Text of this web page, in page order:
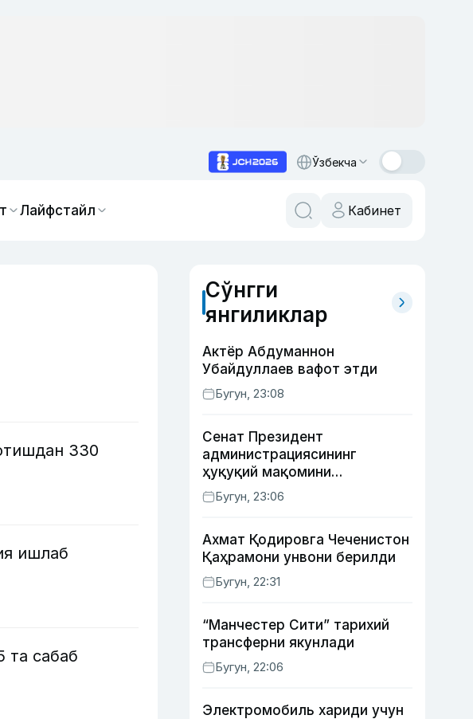
Ўзбекча
Лайфстайл Кабинет
330
ишлаб
та сабаб
Сўнгги
янгиликлар
Актёр Абду­маннон
Убайдуллаев вафот этди
Бугун, 23:08
Сенат Президент
администрациясининг
ҳуқуқий мақомини
белгиловчи конституциявий
қонунни маъқуллади
Бугун, 23:06
Ахмат Қодировга Чеченистон
Қаҳрамони унвони берилди
Бугун, 22:31
“Манчестер Сити” тарихий
трансферни якунлади
Бугун, 22:06
Электромобиль хариди учун